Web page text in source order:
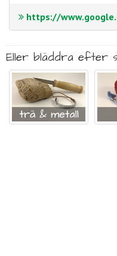
https://www.google.se/
Eller bläddra efter